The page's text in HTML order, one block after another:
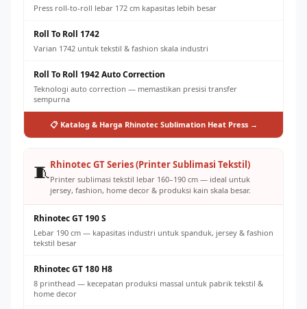
Press roll-to-roll lebar 172 cm kapasitas lebih besar
Roll To Roll 1742
Varian 1742 untuk tekstil & fashion skala industri
Roll To Roll 1942 Auto Correction
Teknologi auto correction — memastikan presisi transfer
sempurna
📋 Katalog & Harga Rhinotec Sublimation Heat Press →
🧵Rhinotec GT Series (Printer Sublimasi Tekstil)
Printer sublimasi tekstil lebar 160–190 cm — ideal untuk
jersey, fashion, home decor & produksi kain skala besar.
Rhinotec GT 190 S
Lebar 190 cm — kapasitas industri untuk spanduk, jersey & fashion
tekstil besar
Rhinotec GT 180 H8
8 printhead — kecepatan produksi massal untuk pabrik tekstil &
home decor